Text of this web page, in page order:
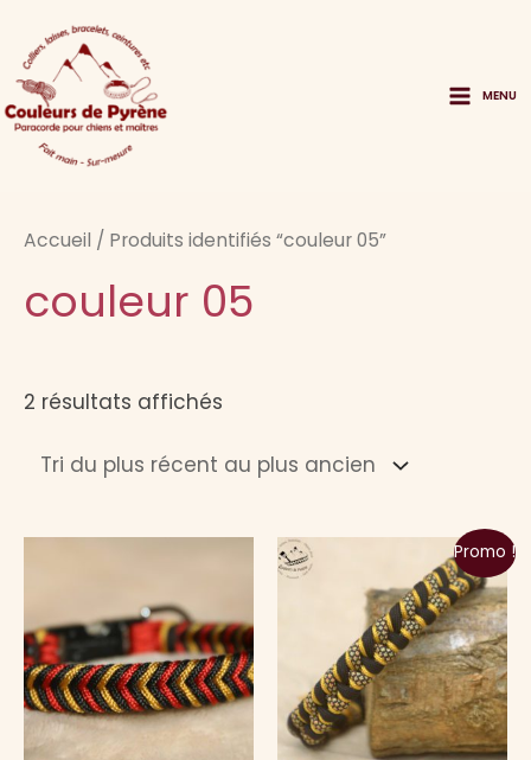
contenu
MENU
Accueil / Produits identifiés “couleur 05”
couleur 05
2 résultats affichés
récent
au
Promo !